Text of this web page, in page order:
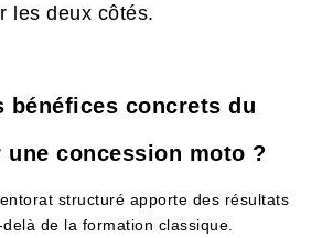
les deux côtés.
bénéfices concrets du
une concession moto ?
structuré apporte des résultats
de la formation classique.